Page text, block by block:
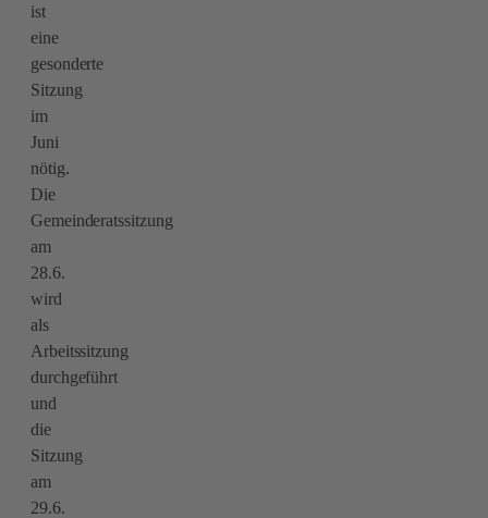
ist
eine
gesonderte
Sitzung
im
Juni
nötig.
Die
Gemeinderatssitzung
am
28.6.
wird
als
Arbeitssitzung
durchgeführt
und
die
Sitzung
am
29.6.